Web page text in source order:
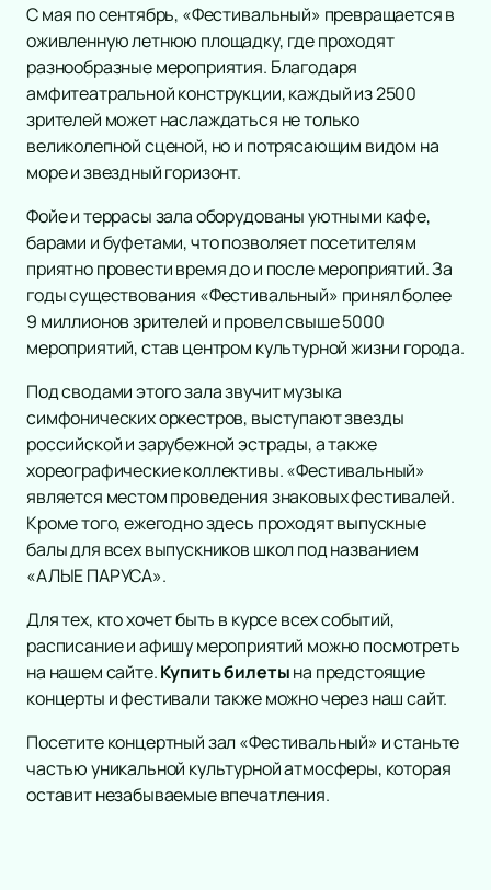
С мая по сентябрь, «Фестивальный» превращается в
оживленную летнюю площадку, где проходят
разнообразные мероприятия. Благодаря
амфитеатральной конструкции, каждый из 2500
зрителей может наслаждаться не только
великолепной сценой, но и потрясающим видом на
море и звездный горизонт.
Фойе и террасы зала оборудованы уютными кафе,
барами и буфетами, что позволяет посетителям
приятно провести время до и после мероприятий. За
годы существования «Фестивальный» принял более
9 миллионов зрителей и провел свыше 5000
мероприятий, став центром культурной жизни города.
Под сводами этого зала звучит музыка
симфонических оркестров, выступают звезды
российской и зарубежной эстрады, а также
хореографические коллективы. «Фестивальный»
является местом проведения знаковых фестивалей.
Кроме того, ежегодно здесь проходят выпускные
балы для всех выпускников школ под названием
«АЛЫЕ ПАРУСА».
Для тех, кто хочет быть в курсе всех событий,
расписание и афишу мероприятий можно посмотреть
на нашем сайте.Купить билетына предстоящие
концерты и фестивали также можно через наш сайт.
Посетите концертный зал «Фестивальный» и станьте
частью уникальной культурной атмосферы, которая
оставит незабываемые впечатления.